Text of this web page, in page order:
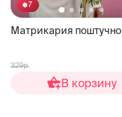
7
Матрикария поштучно
329р.
В корзину